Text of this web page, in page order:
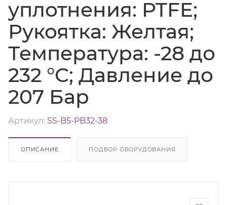
уплотнения: PTFE;
Рукоятка: Желтая;
Температура: -28 до
232 °C; Давление до
207 Бар
Артикул: SS-B5-PB32-38
ОПИСАНИЕ ПОДБОР ОБОРУДОВАНИЯ